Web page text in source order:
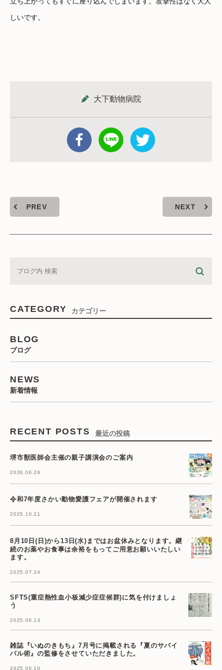
しいです。
大下動物病院
PREV NEXT
CATEGORY カテゴリー
BLOG
ブログ
NEWS
新着情報
RECENT POSTS 最近の投稿
堺市獣医師会主催の親子講演会のご案内
2026.06.26
令和7年度さかい動物愛護フェアが開催されます
2025.10.21
8月10日(日)から13日(水)まではお盆休みとなります。継
続のお薬やお食事は余裕をもってご用意お願いいたしい
ます。
2025.07.24
SFTS(重症熱性血小板減少症症候群)に気を付けましょ
う
2025.06.13
雑誌『いぬのきもち』7月号に掲載される『夏のサバイ
バル術』の監修をさせていただきました。
2025.06.10